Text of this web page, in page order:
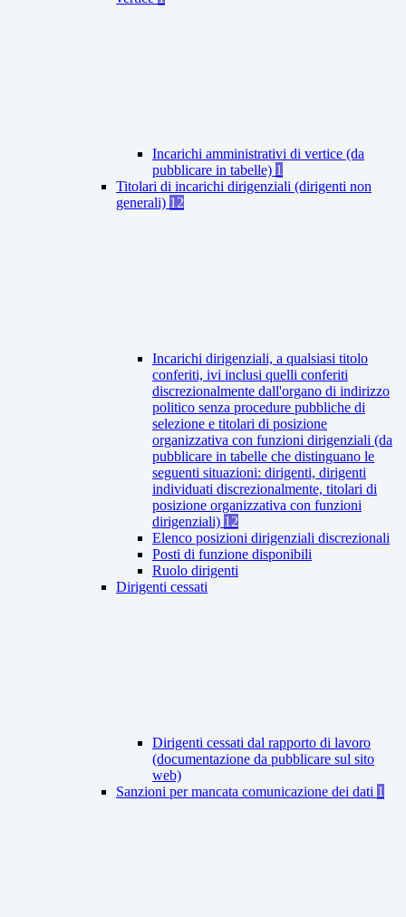
Incarichi amministrativi di vertice (da
pubblicare in tabelle) 1
Titolari di incarichi dirigenziali (dirigenti non
generali) 12
Incarichi dirigenziali, a qualsiasi titolo
conferiti, ivi inclusi quelli conferiti
discrezionalmente dall'organo di indirizzo
politico senza procedure pubbliche di
selezione e titolari di posizione
organizzativa con funzioni dirigenziali (da
pubblicare in tabelle che distinguano le
seguenti situazioni: dirigenti, dirigenti
individuati discrezionalmente, titolari di
posizione organizzativa con funzioni
dirigenziali) 12
Elenco posizioni dirigenziali discrezionali
Posti di funzione disponibili
Ruolo dirigenti
Dirigenti cessati
Dirigenti cessati dal rapporto di lavoro
(documentazione da pubblicare sul sito
web)
Sanzioni per mancata comunicazione dei dati 1